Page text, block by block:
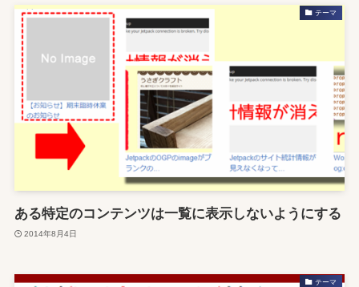
テーマ
ある特定のコンテンツは一覧に表示しないようにする
2014年8月4日
テーマ